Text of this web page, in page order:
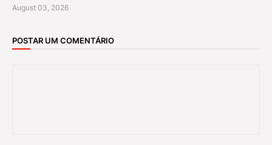
August 03, 2026
POSTAR UM COMENTÁRIO